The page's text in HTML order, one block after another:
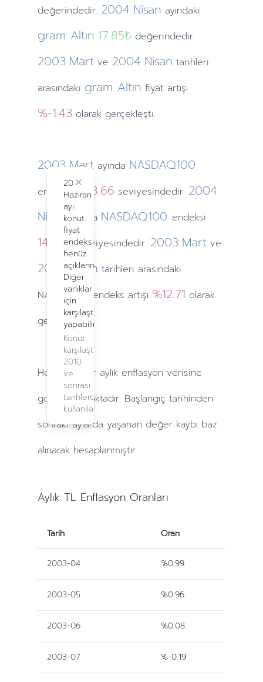
değerindedir. 2004 Nisan ayındaki
gram Altın 17.85₺değerindedir.
2003 Mart ve 2004 Nisan tarihleri
arasındaki gram Altın fiyat artışı
%-1.43 olarak gerçekleşti.
2024
Haziran
ayı
konut
fiyat
endeksi
henüz
açıklanmadı.
Diğer
varlıklar
için
karşılaştırma
yapabilirsiniz.
Konut
karşılaştırma,
2010
ve
sonrası
tarihlerde
kullanılabilir.
Close
2003 Mart ayında NASDAQ100
endeksi1018.66 seviyesindedir. 2004
Nisan ayında NASDAQ100 endeksi
1401.36seviyesindedir. 2003 Mart ve
2004 Nisan tarihleri arasındaki
NASDAQ100 endeks artışı %12.71 olarak
gerçekleşti.
Hesaplamalar aylık enflasyon verisine
göre yapılmaktadır. Başlangıç tarihinden
sonraki aylarda yaşanan değer kaybı baz
alınarak hesaplanmıştır.
Aylık TL Enflasyon Oranları
Tarih Oran
2003-04 %0.99
2003-05 %0.96
2003-06 %0.08
2003-07 %-0.19